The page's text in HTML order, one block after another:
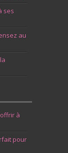
ses
au
à
pour